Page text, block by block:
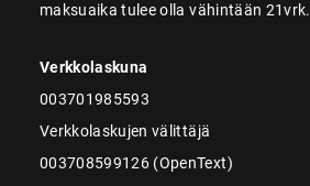
maksuaika tulee olla vähintään 21vrk.
Verkkolaskuna
003701985593
Verkkolaskujen välittäjä
003708599126 (OpenText)